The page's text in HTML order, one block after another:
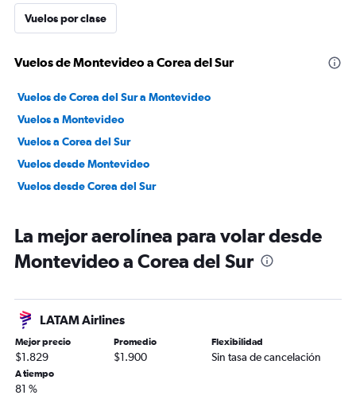
Vuelos por clase
Vuelos de Montevideo a Corea del Sur
Vuelos de Corea del Sur a Montevideo
Vuelos a Montevideo
Vuelos a Corea del Sur
Vuelos desde Montevideo
Vuelos desde Corea del Sur
La mejor aerolínea para volar desde
Montevideo a Corea del Sur
LATAM Airlines
Mejor precio
$1.829
Promedio
$1.900
Flexibilidad
Sin tasa de cancelación
A tiempo
81 %